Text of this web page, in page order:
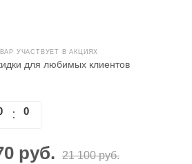
УЧАСТВУЕТ В АКЦИЯХ
для любимых клиентов
0
руб. 21 100руб.